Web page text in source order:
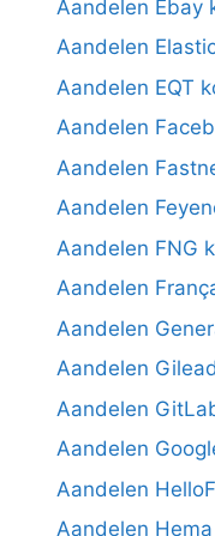
Aandelen Ebay
Aandelen
Aandelen EQT
Aandelen
Aandelen
Aandelen
Aandelen FNG
Aandelen
Aandelen
Aandelen
Aandelen
Aandelen
Aandelen
Aandelen